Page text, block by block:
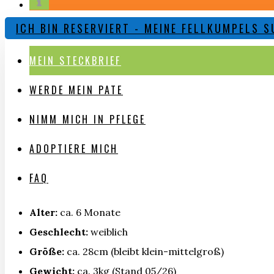
ICH BIN RESERVIERT - MEINE FELLKUMPELS
MEIN STECKBRIEF
WERDE MEIN PATE
NIMM MICH IN PFLEGE
ADOPTIERE MICH
FAQ
Alter: ca. 6 Monate
Geschlecht: weiblich
Größe: ca. 28cm (bleibt klein-mittelgroß)
Gewicht: ca. 3kg (Stand 05/26)